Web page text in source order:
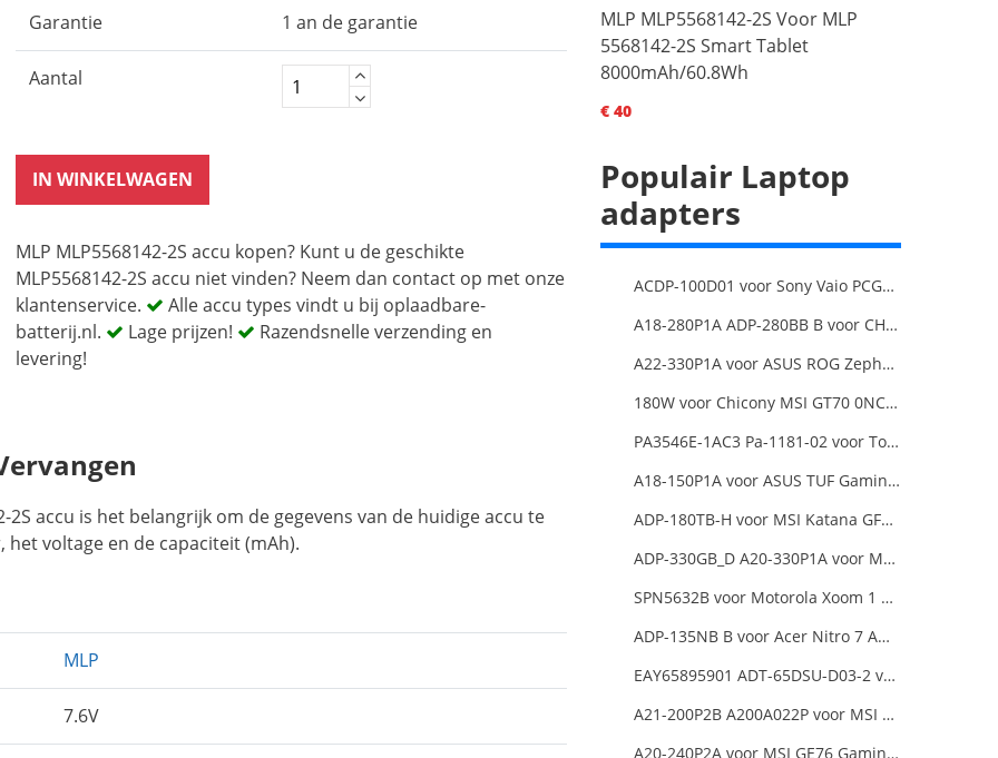
Garantie 1 an de garantie
Aantal
IN WINKELWAGEN
MLP MLP5568142-2S accu kopen? Kunt u de geschikte
MLP5568142-2S accu niet vinden? Neem dan contact op met onze
klantenservice.
Alle accu types vindt u bij oplaadbare-
batterij.nl.
Lage prijzen!
Razendsnelle verzending en
levering!
accu is het belangrijk om de gegevens van de huidige accu te
voltage en de capaciteit (mAh).
MLP
7.6V
MLP MLP5568142-2S Voor MLP
5568142-2S Smart Tablet
8000mAh/60.8Wh
€ 40
Populair Laptop
adapters
ACDP-100D01 voor Sony Vaio PCGA AC19V4 ACDP-100D01
A18-280P1A ADP-280BB B voor CHICONY MSIGE66 X170SMG, MSI GE66 GE76
A22-330P1A voor ASUS ROG Zephyrus Duo 16 2023 GX650PY
180W voor Chicony MSI GT70 0NC-011US
PA3546E-1AC3 Pa-1181-02 voor Toshiba X205 180W 19V 9.5A Laptop DC Charger Power Supply
A18-150P1A voor ASUS TUF Gaming FX505DT-EB73
ADP-180TB-H voor MSI Katana GF66 11UE-088NEU
ADP-330GB_D A20-330P1A voor MSI GE68 Raider Power Supply
SPN5632B voor Motorola Xoom 1 Tablet
ADP-135NB B voor Acer Nitro 7 AN715-51-73AJ A715-74G-52B0 Notebook
EAY65895901 ADT-65DSU-D03-2 voor LG gram 15Z90P-K.ARB6U1 16T90P, LG gram 15Z90Q 16Z90Q 17Z90Q16Z95PD Series
A21-200P2B A200A022P voor MSI Katana 15 B12VGK B12VFK B12VEK
A20-240P2A voor MSI GE76 Gaming Laptop